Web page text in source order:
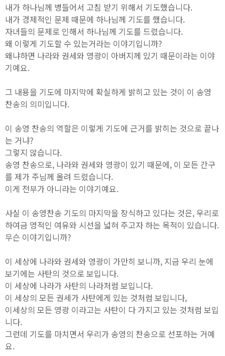
내가 하나님께 병들어서 고침 받기 위해서 기도했습니다.
내가 경제적인 문제 때문에 하나님께 기도를 했습니다.
자녀들의 문제로 인해서 하나님께 기도를 드렸습니다.
왜 이렇게 기도할 수 있는거라는 이야기입니까?
왜냐하면 나라와 권세와 영광이 아버지께 있기 때문이라는 이야
기예요.
그 내용을 기도에 마지막에 확실하게 밝히고 있는 것이 이 송영
찬송의 의미입니다.
이 송영 찬송의 역할은 이렇게 기도에 근거를 밝히는 것으로 끝나
는 거냐?
그렇지 않습니다.
송영 찬송으로, 나라와 권세와 영광이 있기 때문에, 이 모든 간구
를 제가 주님께 올려 드렸습니다.
이게 전부가 아니라는 이야기예요.
사실 이 송영찬송 기도의 마지막을 장식하고 있다는 것은, 우리로
하여금 영적인 여유와 시선을 넓혀 주고자 하는 목적이 있습니다.
무슨 이야기입니까?
이 세상에 나라와 권세와 영광이 가만히 보니까, 지금 우리 눈에
보기에는 사탄의 것으로 보입니다.
이 세상에 나라가 사탄의 나라처럼 보입니다.
이 세상의 모든 권세가 사탄에게 있는 것처럼 보입니다,
이세상의 모든 영광 이라고는 사탄이 다 가지고 있는 것처럼 보입
니다.
그런데 기도를 마치면서 우리가 송영의 찬송으로 선포하는 거예
요.